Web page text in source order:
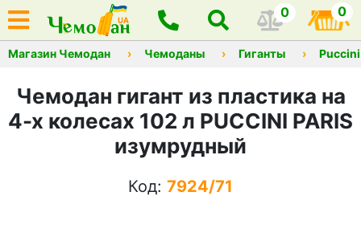
0 0
Магазин Чемодан Чемоданы Гиганты Puccini
Чемодан гигант из пластика на
4-х колесах 102 л PUCCINI PARIS
изумрудный
Код: 7924/71